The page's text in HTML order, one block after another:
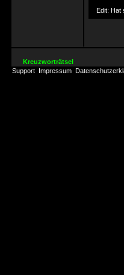
Edit: Hat
Kreuzworträtsel
Support Impressum